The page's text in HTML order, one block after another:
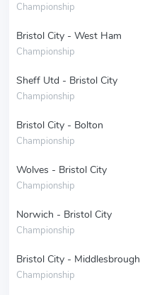
Championship
Bristol City - West Ham
Championship
Sheff Utd - Bristol City
Championship
Bristol City - Bolton
Championship
Wolves - Bristol City
Championship
Norwich - Bristol City
Championship
Bristol City - Middlesbrough
Championship